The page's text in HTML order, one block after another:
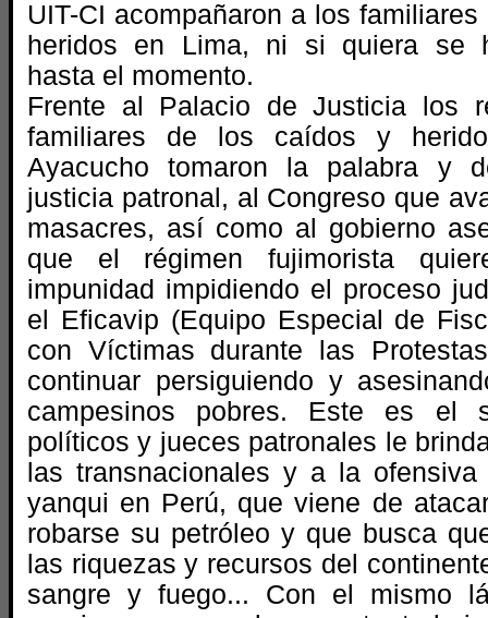
UIT-CI acompañaron a los
heridos en Lima, ni si quiera se
hasta el momento.
Frente al Palacio de Justicia los
familiares de los caídos y
Ayacucho tomaron la palabra y
justicia patronal, al Congreso que
masacres, así como al gobierno
que el régimen fujimorista
impunidad impidiendo el proceso
el Eficavip (Equipo Especial de
con Víctimas durante las
continuar persiguiendo y
campesinos pobres. Este es el
políticos y jueces patronales le
las transnacionales y a la
yanqui en Perú, que viene de
robarse su petróleo y que busca
las riquezas y recursos del
sangre y fuego... Con el mismo